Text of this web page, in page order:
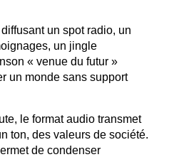
un spot radio, un
un jingle
« venue du futur »
un monde sans support
le format audio transmet
ton, des valeurs de société.
de condenser